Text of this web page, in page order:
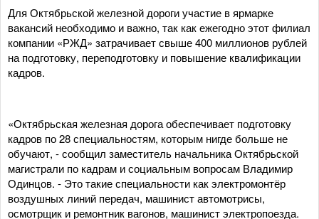
Для Октябрьской железной дороги участие в ярмарке
вакансий необходимо и важно, так как ежегодно этот филиал
компании «РЖД» затрачивает свыше 400 миллионов рублей
на подготовку, переподготовку и повышение квалификации
кадров.
«Октябрьская железная дорога обеспечивает подготовку
кадров по 28 специальностям, которым нигде больше не
обучают, - сообщил заместитель начальника Октябрьской
магистрали по кадрам и социальным вопросам Владимир
Одинцов. - Это такие специальности как электромонтёр
воздушных линий передач, машинист автомотрисы,
осмотрщик и ремонтник вагонов, машинист электропоезда.